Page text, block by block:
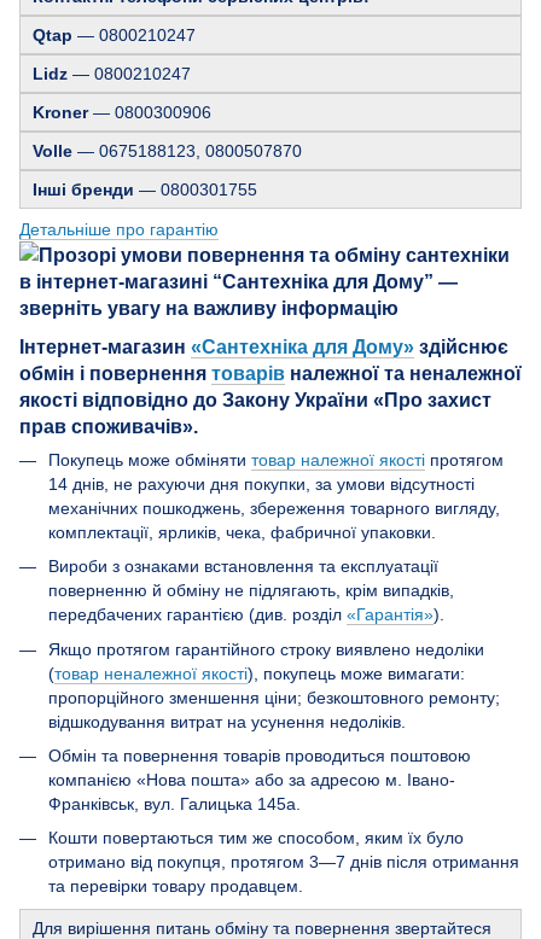
Qtap — 0800210247
Lidz — 0800210247
Kroner— 0800300906
Volle — 0675188123, 0800507870
Інші бренди — 0800301755
Детальніше про гарантію
Інтернет-магазин «Сантехніка для Дому» здійснює
обмін і повернення товарів належної та неналежної
якості відповідно до Закону України «Про захист
прав споживачів».
Покупець може обміняти товар належної якості протягом
14 днів, не рахуючи дня покупки, за умови відсутності
механічних пошкоджень, збереження товарного вигляду,
комплектації, ярликів, чека, фабричної упаковки.
Вироби з ознаками встановлення та експлуатації
поверненню й обміну не підлягають, крім випадків,
передбачених гарантією (див. розділ «Гарантія»).
Якщо протягом гарантійного строку виявлено недоліки
(товар неналежної якості), покупець може вимагати:
пропорційного зменшення ціни; безкоштовного ремонту;
відшкодування витрат на усунення недоліків.
Обмін та повернення товарів проводиться поштовою
компанією «Нова пошта» або за адресою м. Івано-
Франківськ, вул. Галицька 145а.
Кошти повертаються тим же способом, яким їх було
отримано від покупця, протягом 3—7 днів після отримання
та перевірки товару продавцем.
Для вирішення питань обміну та повернення звертайтеся